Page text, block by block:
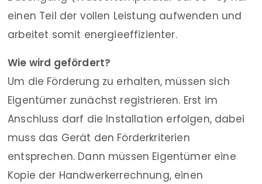
einen Teil der vollen Leistung aufwenden und
arbeitet somit energieeffizienter.
Wie wird gefördert?
Um die Förderung zu erhalten, müssen sich
Eigentümer zunächst registrieren. Erst im
Anschluss darf die Installation erfolgen, dabei
muss das Gerät den Förderkriterien
entsprechen. Dann müssen Eigentümer eine
Kopie der Handwerkerrechnung, einen